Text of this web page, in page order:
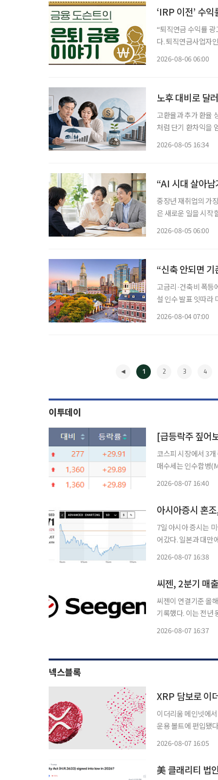
‘IRP 이전’ 수익
“퇴직연금 수익률 광고가 많
다. 퇴직연금사업자
2026-08-06 06:00
노후 대비로 달
고환율과 추가 환율
처럼 단기 환차익을
2026-08-05 16:34
“AI 시대 살아
중장년 재취업의 가
은 새로운 일을 시작
2026-08-05 06:00
“신축 안되면
고금리·건축비 폭등에 신규 개발 ‘스톱’ 입주율
설 인수 발표 잇따라 미국 고령자 주거시설 시장에 지각변동이 나타나고 있다. 고령화로 입주
2026-08-04 07:00
1 2 3 4
이투데이
코스피 시장에서 3
매수세는 인수합병
2026-08-07 16:40
아시아증시 혼
7일 아시아 증시는
어갔다. 일본과 대만에서는 최근 급등했던 AI·반도체주를 중심으로 차익 실현 매물이 나온 반
2026-08-07 16:38
씨젠, 2분기 매
씨젠이 연결기준 올
기록했다. 이는 전년
2026-08-07 16:37
넥스블록
XRP 담보로 이
이더리움 메인넷에
운용 볼트에 편입됐다. 플레어 네트워크는 지난 3일(현지시간) 기관 디파이 운용사
2026-08-07 16:05
美 클래리티 법